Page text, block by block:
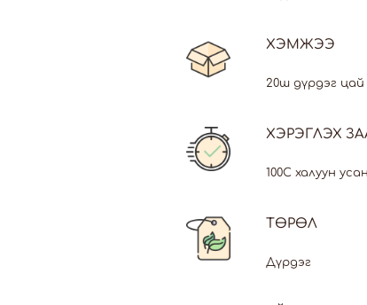
ХЭМЖЭЭ
20ш дүрдэг цай
ХЭРЭГЛЭХ
100С халуун
ТӨРӨЛ
Дүрдэг